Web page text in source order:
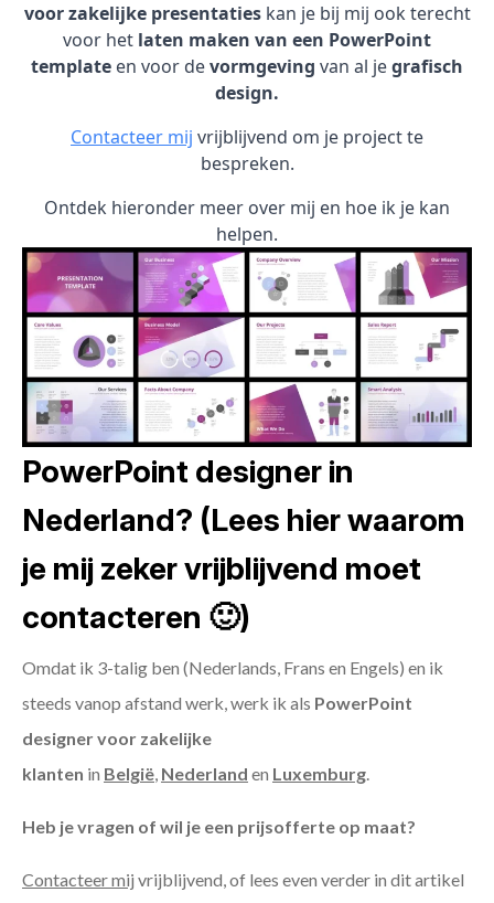
voor zakelijke presentatieskan je bij mij ook terecht
voor het laten maken van een PowerPoint
template en voor devormgeving van al jegrafisch
design.
Contacteer mij vrijblijvend om je project te
bespreken.
Ontdek hieronder meer over mij en hoe ik je kan
helpen.
PowerPoint designer in
Nederland? (Lees hier waarom
je mij zeker vrijblijvend moet
contacteren 🙂)
Omdat ik 3-talig ben (Nederlands, Frans en Engels) en ik
steeds vanop afstand werk, werk ik als PowerPoint
designer voor zakelijke
klanten in België, Nederland en Luxemburg.
Heb je vragen of wil je een prijsofferte op maat?
Contacteer mij vrijblijvend, of lees even verder in dit artikel